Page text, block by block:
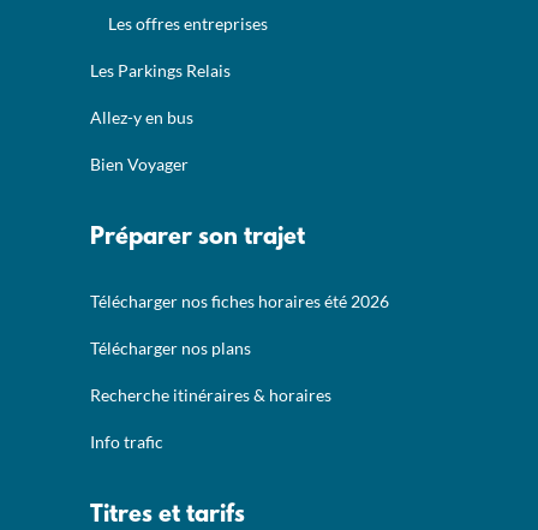
Les offres entreprises
Les Parkings Relais
Allez-y en bus
Bien Voyager
Préparer son trajet
Télécharger nos fiches horaires été 2026
Télécharger nos plans
Recherche itinéraires & horaires
Info trafic
Titres et tarifs